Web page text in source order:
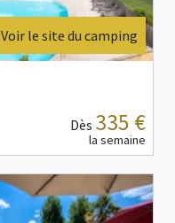
Voir le site du camping
Dès 335 €
la semaine